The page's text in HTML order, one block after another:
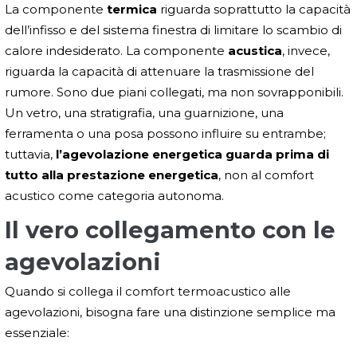
La componente termica riguarda soprattutto la capacità
dell’infisso e del sistema finestra di limitare lo scambio di
calore indesiderato. La componente acustica, invece,
riguarda la capacità di attenuare la trasmissione del
rumore. Sono due piani collegati, ma non sovrapponibili.
Un vetro, una stratigrafia, una guarnizione, una
ferramenta o una posa possono influire su entrambe;
tuttavia, l’agevolazione energetica guarda prima di
tutto alla prestazione energetica, non al comfort
acustico come categoria autonoma.
Il vero collegamento con le
agevolazioni
Quando si collega il comfort termoacustico alle
agevolazioni, bisogna fare una distinzione semplice ma
essenziale: